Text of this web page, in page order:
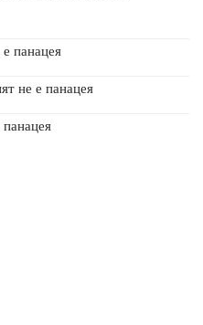
панацея
не е панацея